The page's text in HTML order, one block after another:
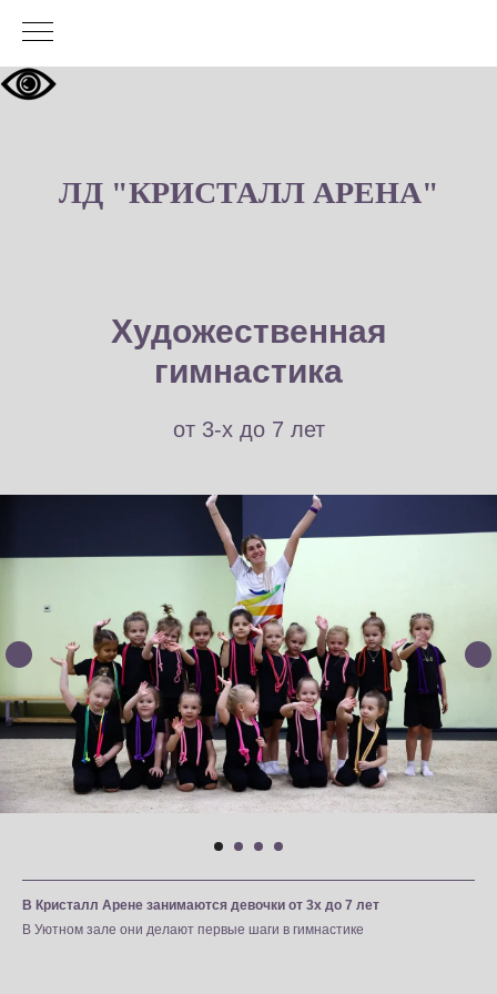
ЛД "КРИСТАЛЛ АРЕНА"
Художественная
гимнастика
от 3-х до 7 лет
В Кристалл Арене занимаются девочки от 3х до 7 лет
В Уютном зале они делают первые шаги в гимнастике